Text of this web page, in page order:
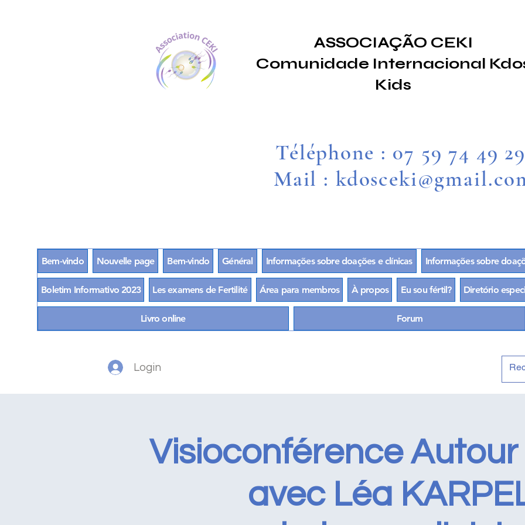
ASSOCIAÇÃO CEKI
Comunidade Internacional
Kids
Téléphone : 07 59 74 49 29
Mail :
Bem-vindo Nouvelle page Bem-vindo Général Informações sobre doações e clínicas Informações sobre
Boletim Informativo 2023 Les examens de Fertilité Área para membros À propos Eu sou fértil? Diretório
Livro online Forum
Login
Visioconférence Autour
avec Léa